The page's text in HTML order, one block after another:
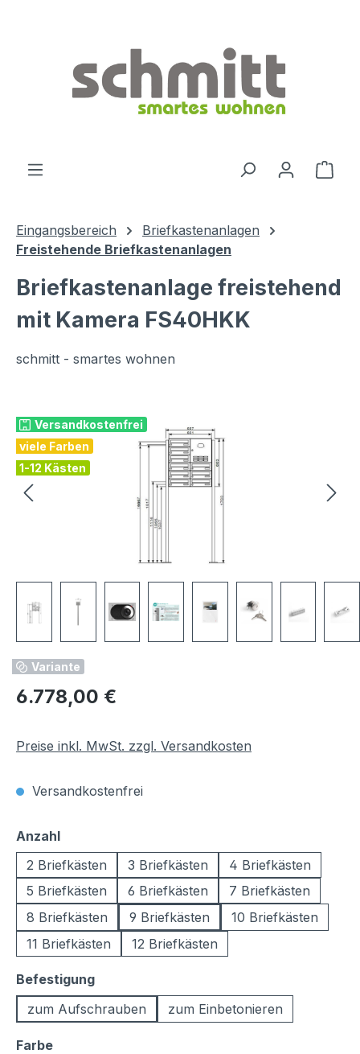
Eingangsbereich
Briefkastenanlagen
Freistehende Briefkastenanlagen
Briefkastenanlage freistehend
mit Kamera FS40HKK
schmitt - smartes wohnen
Versandkostenfrei
viele Farben
1-12 Kästen
Variante
Regulärer Preis:
6.778,00 €
Preise inkl. MwSt. zzgl. Versandkosten
Versandkostenfrei
Anzahlauswählen
2 Briefkästen
3 Briefkästen
4 Briefkästen
5 Briefkästen
6 Briefkästen
7 Briefkästen
8 Briefkästen
9 Briefkästen
10 Briefkästen
11 Briefkästen
12 Briefkästen
Befestigungauswählen
zum Aufschrauben
zum Einbetonieren
Farbeauswählen